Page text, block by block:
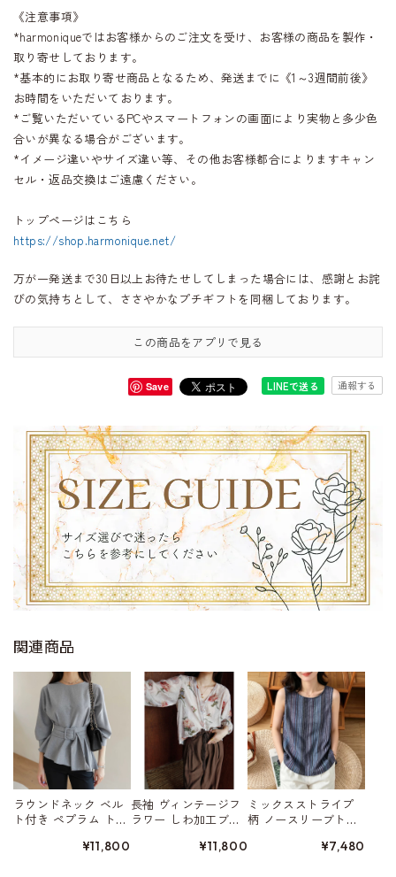
《注意事項》
*harmoniqueではお客様からのご注文を受け、お客様の商品を製作・
取り寄せしております。
*基本的にお取り寄せ商品となるため、発送までに《1～3週間前後》
お時間をいただいております。
*ご覧いただいているPCやスマートフォンの画面により実物と多少色
合いが異なる場合がございます。
*イメージ違いやサイズ違い等、その他お客様都合によりますキャン
セル・返品交換はご遠慮ください。
トップページはこちら
https://shop.harmonique.net/
万が一発送まで30日以上お待たせしてしまった場合には、感謝とお詫
びの気持ちとして、ささやかなプチギフトを同梱しております。
この商品をアプリで見る
Save LINEで送る 通報する
関連商品
ラウンドネック ベル
ト付き ペプラム トッ
¥11,800
長袖 ヴィンテージフ
ラワー しわ加工ブラ
¥11,800
ミックスストライプ
柄 ノースリーブトッ
¥7,480